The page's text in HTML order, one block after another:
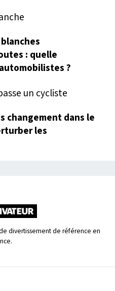
: quelle
?
changement dans le
les
divertissement de référence en